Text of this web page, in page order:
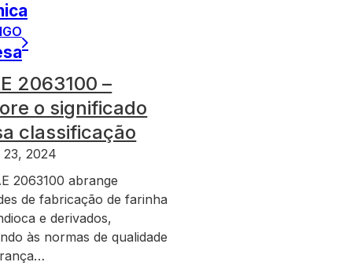
2063100 –
o significado
classificação
23, 2024
2063100 abrange
de fabricação de farinha
e derivados,
às normas de qualidade